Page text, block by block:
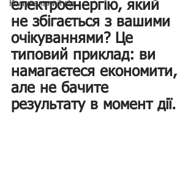
Комунальний гід
електроенергію, який
не збігається з вашими
очікуваннями? Це
типовий приклад: ви
намагаєтеся економити,
але не бачите
результату в момент дії.